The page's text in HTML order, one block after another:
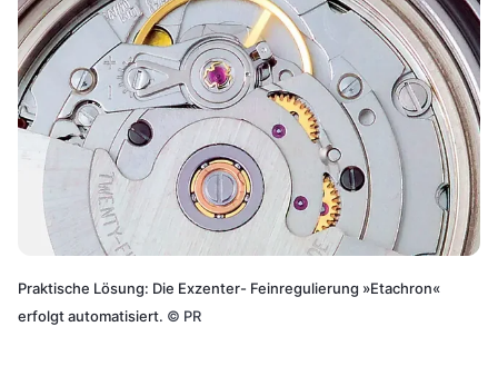
Praktische Lösung: Die Exzenter- Feinregulierung »Etachron«
erfolgt automatisiert. © PR